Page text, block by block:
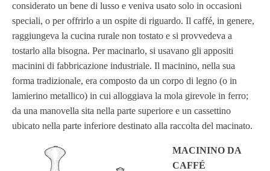
considerato un bene di lusso e veniva usato solo in occasioni
speciali, o per offrirlo a un ospite di riguardo. Il caffé, in genere,
raggiungeva la cucina rurale non tostato e si provvedeva a
tostarlo alla bisogna. Per macinarlo, si usavano gli appositi
macinini di fabbricazione industriale. Il macinino, nella sua
forma tradizionale, era composto da un corpo di legno (o in
lamierino metallico) in cui alloggiava la mola girevole in ferro;
da una manovella sita nella parte superiore e un cassettino
ubicato nella parte inferiore destinato alla raccolta del macinato.
MACININO DA
CAFFÉ